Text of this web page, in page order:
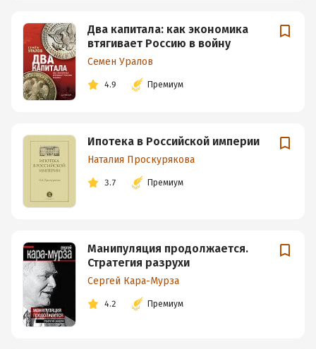
Два капитала: как экономика
втягивает Россию в войну
Семен Уралов
4.9 Премиум
Ипотека в Российской империи
Наталия Проскурякова
3.7 Премиум
Манипуляция продолжается.
Стратегия разрухи
Сергей Кара-Мурза
4.2 Премиум